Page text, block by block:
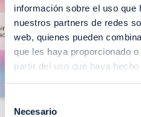
información sobre el uso que
nuestros partners de redes
web, quienes pueden
que les haya proporcionado
partir del uso que haya
Selección
Necesario
g
n